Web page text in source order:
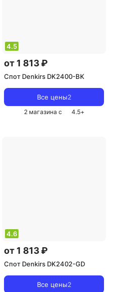
4.5
от 1 813 ₽
Спот Denkirs DK2400-BK
Все цены2
2 магазина с 4.5+
4.6
от 1 813 ₽
Спот Denkirs DK2402-GD
Все цены2